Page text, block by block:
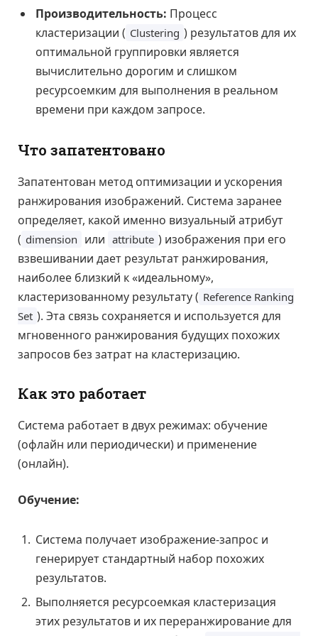
Производительность: Процесс
кластеризации ( Clustering ) результатов для их
оптимальной группировки является
вычислительно дорогим и слишком
ресурсоемким для выполнения в реальном
времени при каждом запросе.
Что запатентовано
Запатентован метод оптимизации и ускорения
ранжирования изображений. Система заранее
определяет, какой именно визуальный атрибут
( dimension или attribute ) изображения при его
взвешивании дает результат ранжирования,
наиболее близкий к «идеальному»,
кластеризованному результату ( Reference Ranking
Set ). Эта связь сохраняется и используется для
мгновенного ранжирования будущих похожих
запросов без затрат на кластеризацию.
Как это работает
Система работает в двух режимах: обучение
(офлайн или периодически) и применение
(онлайн).
Обучение:
Система получает изображение-запрос и
генерирует стандартный набор похожих
результатов.
Выполняется ресурсоемкая кластеризация
этих результатов и их переранжирование для